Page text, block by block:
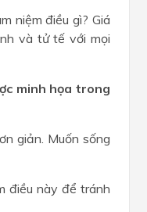
niệm điều gì? Giá
và tử tế với mọi
minh họa trong
giản. Muốn sống
điều này để tránh